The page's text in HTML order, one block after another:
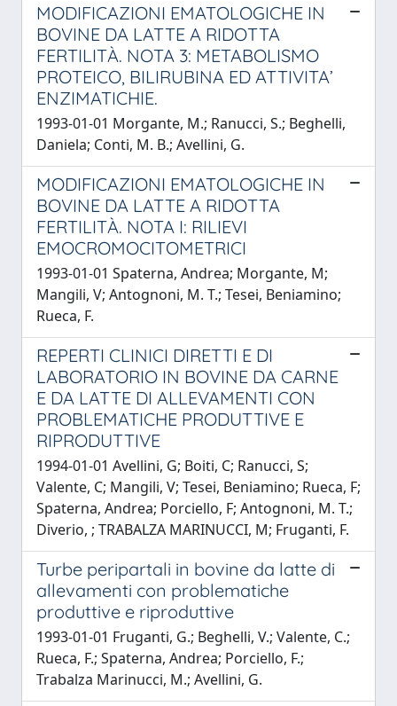
MODIFICAZIONI EMATOLOGICHE IN
BOVINE DA LATTE A RIDOTTA
FERTILITÀ. NOTA 3: METABOLISMO
PROTEICO, BILIRUBINA ED ATTIVITA’
ENZIMATICHIE.
1993-01-01 Morgante, M.; Ranucci, S.; Beghelli,
Daniela; Conti, M. B.; Avellini, G.
MODIFICAZIONI EMATOLOGICHE IN
BOVINE DA LATTE A RIDOTTA
FERTILITÀ. NOTA I: RILIEVI
EMOCROMOCITOMETRICI
1993-01-01 Spaterna, Andrea; Morgante, M;
Mangili, V; Antognoni, M. T.; Tesei, Beniamino;
Rueca, F.
REPERTI CLINICI DIRETTI E DI
LABORATORIO IN BOVINE DA CARNE
E DA LATTE DI ALLEVAMENTI CON
PROBLEMATICHE PRODUTTIVE E
RIPRODUTTIVE
1994-01-01 Avellini, G; Boiti, C; Ranucci, S;
Valente, C; Mangili, V; Tesei, Beniamino; Rueca, F;
Spaterna, Andrea; Porciello, F; Antognoni, M. T.;
Diverio, ; TRABALZA MARINUCCI, M; Fruganti, F.
Turbe peripartali in bovine da latte di
allevamenti con problematiche
produttive e riproduttive
1993-01-01 Fruganti, G.; Beghelli, V.; Valente, C.;
Rueca, F.; Spaterna, Andrea; Porciello, F.;
Trabalza Marinucci, M.; Avellini, G.